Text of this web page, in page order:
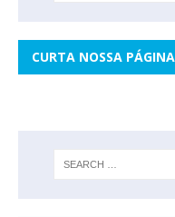
CURTA NOSSA